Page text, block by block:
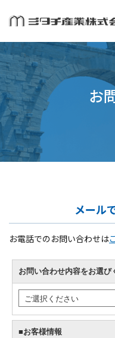
お
メール
お電話でのお問い合わせは
お問い合わせ内容をお選び
■お客様情報